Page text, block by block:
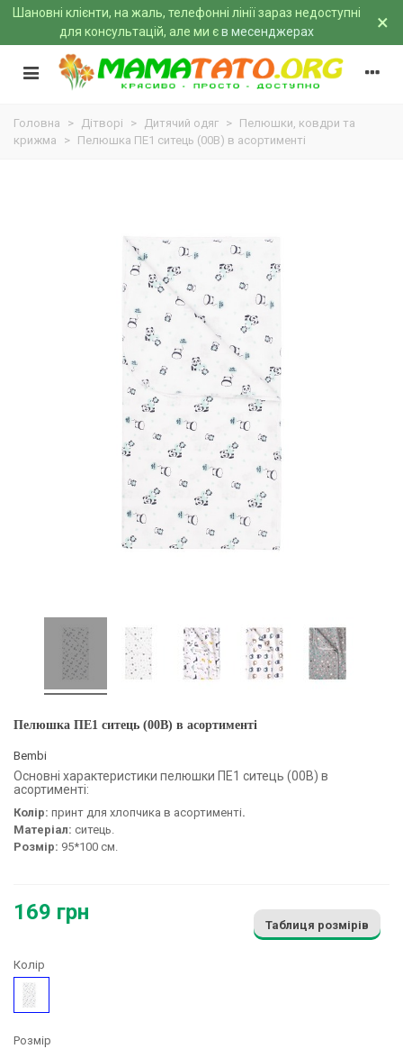
Шановні клієнти, на жаль, телефонні лінії зараз недоступні
для консультацій, але ми єв месенджерах ×
Головна > Дітворі > Дитячий одяг > Пелюшки, ковдри та
крижма
> Пелюшка ПЕ1 ситець (00B) в асортименті
Пелюшка ПЕ1 ситець (00B) в асортименті
Bembi
Основні характеристики пелюшки ПЕ1 ситець (00B) в
асортименті:
Колір: принт для хлопчика в асортименті.
Матеріал: ситець.
Розмір: 95*100 см.
169 грн
Таблиця розмірів
Колір
Малюнок
Розмір